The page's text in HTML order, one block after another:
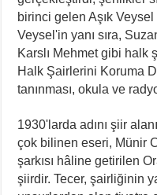
birinci gelen Aşık
Veysel'in yanı sıra,
Karslı Mehmet gibi halk
Halk Şairlerini Koruma
tanınması, okula ve
1930'larda adını şiir
çok bilinen eseri, Münir
şarkısı hâline getirilen
şiirdir. Tecer, şairliğinin